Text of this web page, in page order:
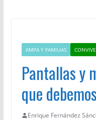
AMPA Y FAMILIAS
Pantallas y
que
Enrique Fernández